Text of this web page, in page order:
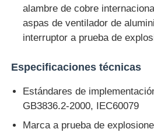
alambre de cobre
aspas de ventilador de
interruptor a prueba de
Especificaciones técnicas
Estándares de
GB3836.2-2000, IEC60079
Marca a prueba de